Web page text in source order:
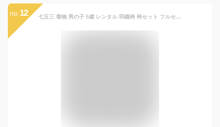
no. 12 七五三 着物 男の子 5歳 レンタル 羽織袴 袴セット フルセット 水色 ブルー 紺 鷹 宝尽くし 片輪車 松竹梅 着物レンタル 五歳 袴 子供着物 男児 モダン 創美苑【往復送料無料】